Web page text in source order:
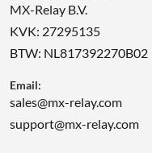
MX-Relay B.V.
KVK: 27295135
BTW: NL817392270B02
Email:
sales@mx-relay.com
support@mx-relay.com